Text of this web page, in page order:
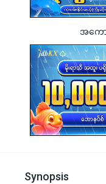
အကော
Synopsis